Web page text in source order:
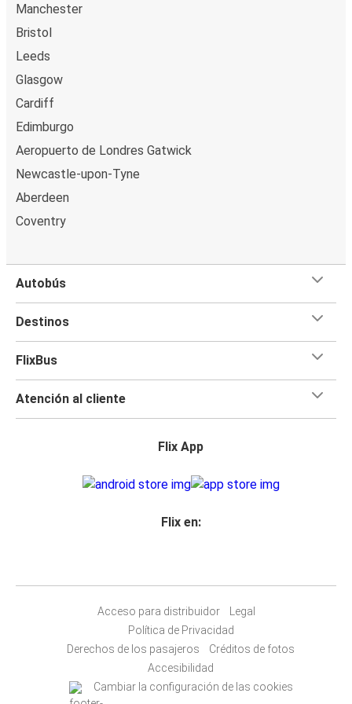
Manchester
Bristol
Leeds
Glasgow
Cardiff
Edimburgo
Aeropuerto de Londres Gatwick
Newcastle-upon-Tyne
Aberdeen
Coventry
Autobús
Destinos
FlixBus
Atención al cliente
Flix App
Flix en:
Acceso para distribuidor
Legal
Política de Privacidad
Derechos de los pasajeros
Créditos de fotos
Accesibilidad
Cambiar la configuración de las cookies